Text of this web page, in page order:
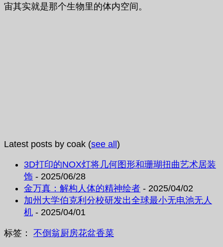
宙其实就是那个生物里的体内空间。
Latest posts by coak (see all)
3D打印的NOX灯将几何图形和珊瑚扭曲艺术居装
饰 - 2025/06/28
金万真：解构人体的精神绘者 - 2025/04/02
加州大学伯克利分校研发出全球最小无电池无人
机 - 2025/04/01
标签： 不倒翁厨房花盆香菜